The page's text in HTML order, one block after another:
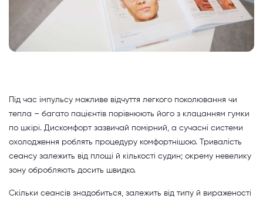
Під час імпульсу можливе відчуття легкого поколювання чи
тепла – багато пацієнтів порівнюють його з клацанням гумки
по шкірі. Дискомфорт зазвичай помірний, а сучасні системи
охолодження роблять процедуру комфортнішою. Тривалість
сеансу залежить від площі й кількості судин; окрему невелику
зону обробляють досить швидко.
Скільки сеансів знадобиться, залежить від типу й вираженості